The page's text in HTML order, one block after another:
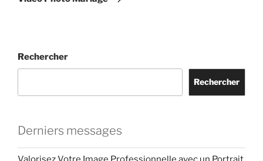
Rechercher
Rechercher
Derniers messages